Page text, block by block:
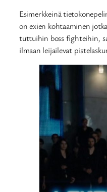
Esimerkkeinä
on exien kohtaaminen
tuttuihin boss fighteihin,
ilmaan leijailevat